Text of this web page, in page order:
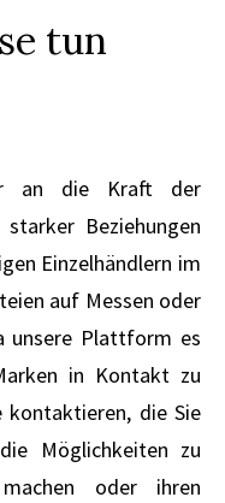
tun
an die Kraft der
Beziehungen
Einzelhändlern im
auf Messen oder
unsere Plattform es
in Kontakt zu
die Sie
Möglichkeiten zu
oder ihren